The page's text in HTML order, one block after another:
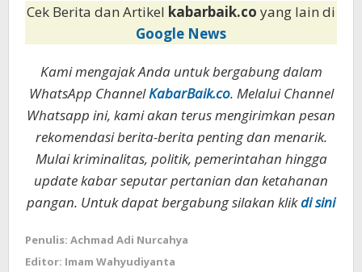
Cek Berita dan Artikel kabarbaik.co yang lain di
Google News
Kami mengajak Anda untuk bergabung dalam
WhatsApp ChannelKabarBaik.co. Melalui Channel
Whatsapp ini, kami akan terus mengirimkan pesan
rekomendasi berita-berita penting dan menarik.
Mulai kriminalitas, politik, pemerintahan hingga
update kabar seputar pertanian dan ketahanan
pangan. Untuk dapat bergabung silakan klikdi sini
Penulis: Achmad Adi Nurcahya
Editor: Imam Wahyudiyanta